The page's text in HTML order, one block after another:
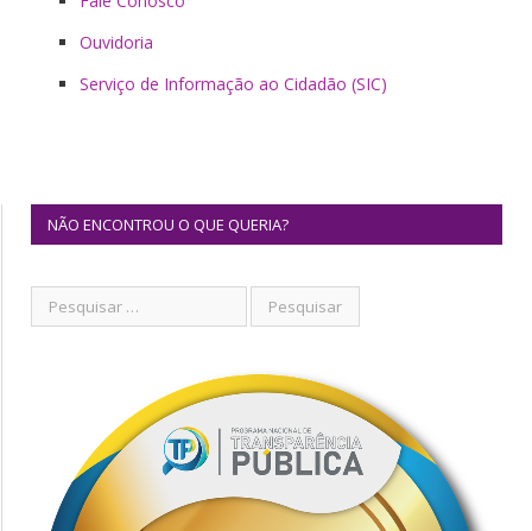
Ouvidoria
Serviço de Informação ao Cidadão (SIC)
NÃO ENCONTROU O QUE QUERIA?